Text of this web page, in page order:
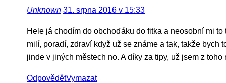
Unknown 31. srpna 2016 v 15:33
Hele já chodím do obchoďáku do fitka a neosobní mi
milí, poradí, zdraví když už se známe a tak, takže bych
jinde v jiných městech no. A díky za tipy, už jsem z
OdpovědětVymazat